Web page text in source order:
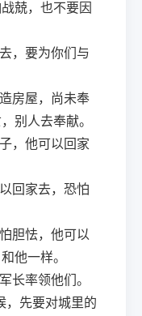
兢，也不要因
，要为你们与
房屋，尚未奉
别人去奉献。
，他可以回家
回家去，恐怕
胆怯，他可以
他一样。
长率领他们。
，先要对城里的